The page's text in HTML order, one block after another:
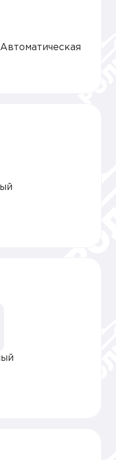
Автоматическая